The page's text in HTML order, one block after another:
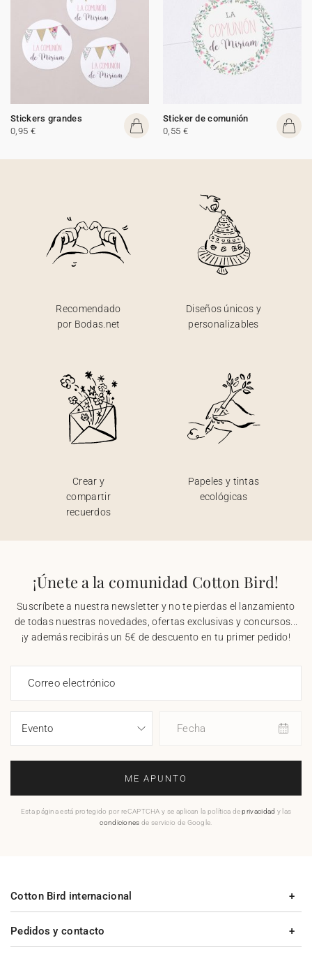
Stickers grandes
0,95 €
Sticker de comunión
0,55 €
Recomendado
por Bodas.net
Diseños únicos y
personalizables
Crear y
compartir
recuerdos
Papeles y tintas
ecológicas
¡Únete a la comunidad Cotton Bird!
Suscríbete a nuestra newsletter y no te pierdas el lanzamiento
de todas nuestras novedades, ofertas exclusivas y concursos...
¡y además recibirás un 5€ de descuento en tu primer pedido!
Correo electrónico
Fecha
ME APUNTO
Esta página está protegido por reCAPTCHA y se aplican la política deprivacidad y las
condiciones de servicio de Google.
Pedidos y contacto
Cotton Bird internacional